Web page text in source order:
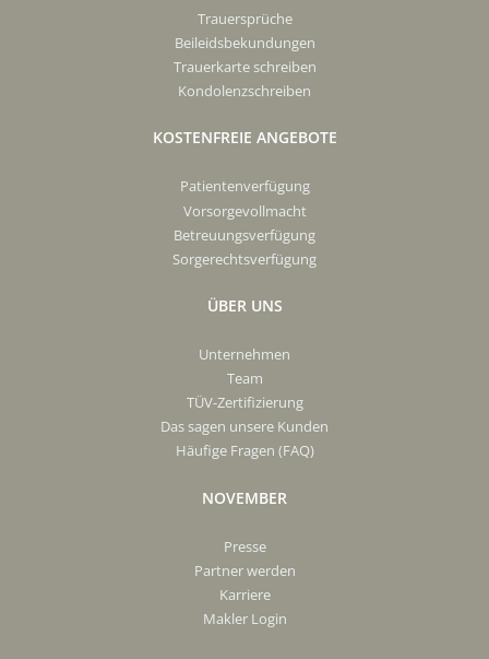
Trauersprüche
Beileidsbekundungen
Trauerkarte schreiben
Kondolenzschreiben
KOSTENFREIE ANGEBOTE
Patientenverfügung
Vorsorgevollmacht
Betreuungsverfügung
Sorgerechtsverfügung
ÜBER UNS
Unternehmen
Team
TÜV-Zertifizierung
Das sagen unsere Kunden
Häufige Fragen (FAQ)
NOVEMBER
Presse
Partner werden
Karriere
Makler Login